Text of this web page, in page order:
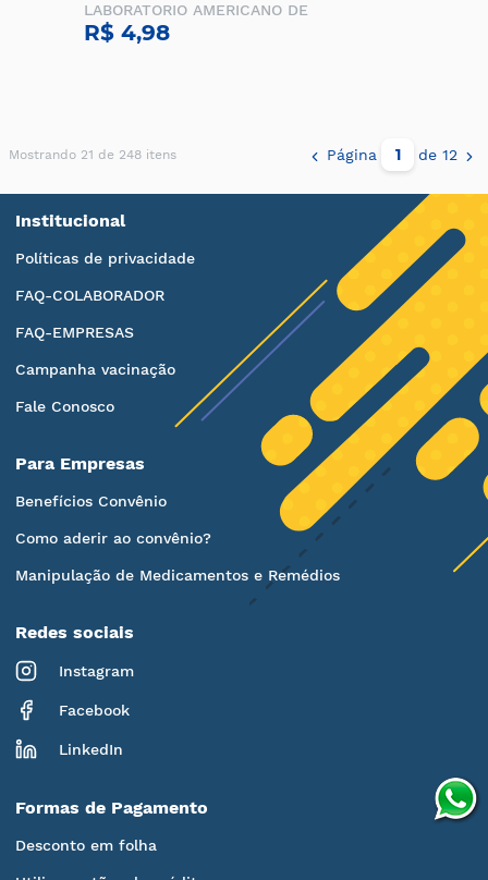
LABORATORIO AMERICANO DE
R$ 4,98
Mostrando 21 de 248 itens Página de 12
Institucional
Políticas de privacidade
FAQ-COLABORADOR
FAQ-EMPRESAS
Campanha vacinação
Fale Conosco
Para Empresas
Benefícios Convênio
Como aderir ao convênio?
Manipulação de Medicamentos e Remédios
Redes sociais
Instagram
Facebook
LinkedIn
Formas de Pagamento
Desconto em folha